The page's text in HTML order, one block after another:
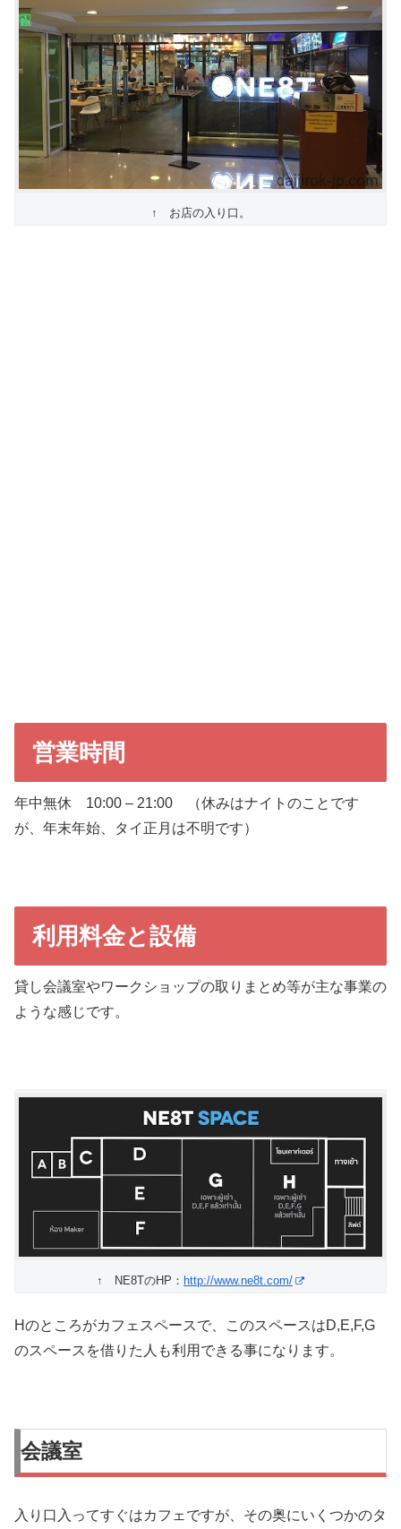
↑ お店の入り口。
営業時間
年中無休 10:00 – 21:00 （休みはナイトのことです
が、年末年始、タイ正月は不明です）
利用料金と設備
貸し会議室やワークショップの取りまとめ等が主な事業の
ような感じです。
↑ NE8TのHP： http://www.ne8t.com/
Hのところがカフェスペースで、このスペースはD,E,F,G
のスペースを借りた人も利用できる事になります。
会議室
入り口入ってすぐはカフェですが、その奥にいくつかのタ